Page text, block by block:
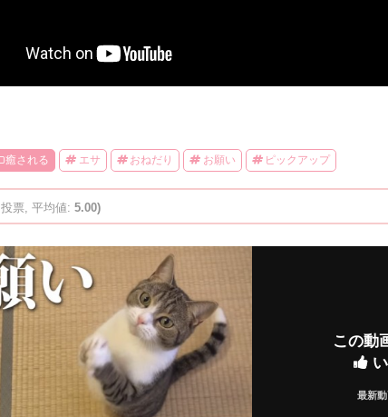
癒される エサ おねだり お願い ピックアップ
投票, 平均値: 5.00)
この動
最新動